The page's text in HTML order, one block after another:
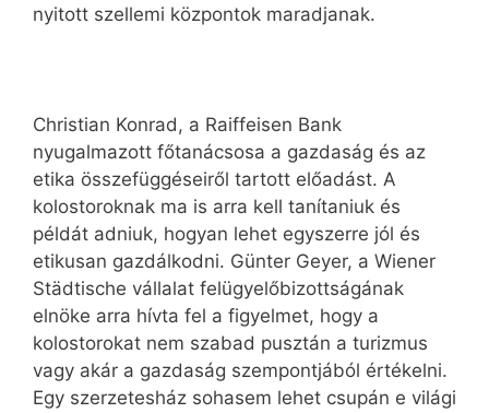
nyitott szellemi központok maradjanak.
Christian Konrad, a Raiffeisen Bank
nyugalmazott főtanácsosa a gazdaság és az
etika összefüggéseiről tartott előadást. A
kolostoroknak ma is arra kell tanítaniuk és
példát adniuk, hogyan lehet egyszerre jól és
etikusan gazdálkodni. Günter Geyer, a Wiener
Städ­ti­sche vállalat felügyelőbizottságának
elnöke arra hívta fel a figyelmet, hogy a
kolostorokat nem szabad pusztán a turizmus
vagy akár a gazdaság szempontjából értékelni.
Egy szerzetesház sohasem lehet csupán e világi